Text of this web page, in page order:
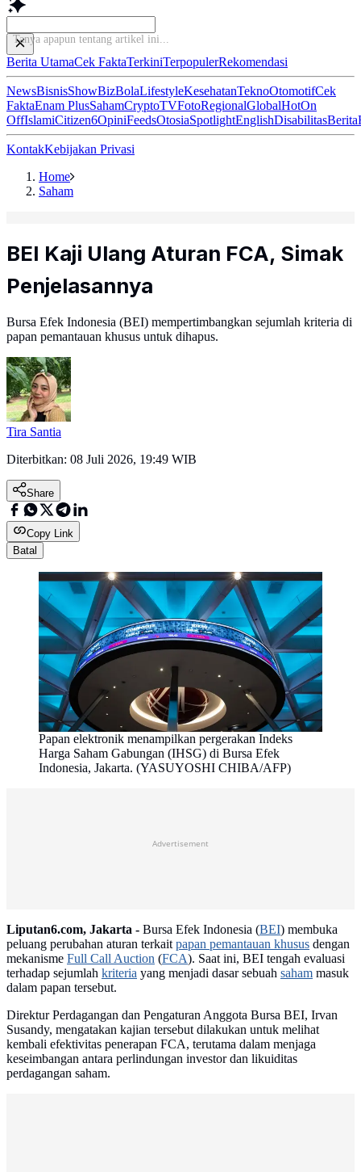
Tanya apapun tentang
Berita UtamaCek FaktaTerkiniTerpopulerRekomendasi
NewsBisnisShowBizBolaLifestyleKesehatanTeknoOtomotifCek
FaktaEnam PlusSahamCryptoTVFotoRegionalGlobalHotOn
OffIslamiCitizen6OpiniFeedsOtosiaSpotlightEnglishDisabilitasBerita
KontakKebijakan Privasi
Home
Saham
BEI Kaji Ulang Aturan FCA, Simak
Penjelasannya
Bursa Efek Indonesia (BEI) mempertimbangkan sejumlah kriteria di
papan pemantauan khusus untuk dihapus.
Tira Santia
Diterbitkan: 08 Juli 2026, 19:49 WIB
Share
Copy Link
Batal
Papan elektronik menampilkan pergerakan Indeks
Harga Saham Gabungan (IHSG) di Bursa Efek
Indonesia, Jakarta. (YASUYOSHI CHIBA/AFP)
Advertisement
Liputan6.com, Jakarta - Bursa Efek Indonesia (BEI) membuka
peluang perubahan aturan terkaitpapan pemantauan khusus dengan
mekanisme Full Call Auction (FCA). Saat ini, BEI tengah evaluasi
terhadap sejumlah kriteria yang menjadi dasar sebuah saham masuk
dalam papan tersebut.
Direktur Perdagangan dan Pengaturan Anggota Bursa BEI, Irvan
Susandy, mengatakan kajian tersebut dilakukan untuk melihat
kembali efektivitas penerapan FCA, terutama dalam menjaga
keseimbangan antara perlindungan investor dan likuiditas
perdagangan saham.